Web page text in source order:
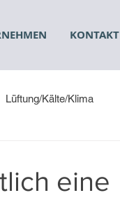
KONTAKT
Lüftung/Kälte/Klima
eine